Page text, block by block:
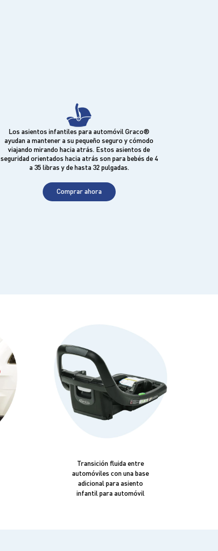
Los asientos infantiles para automóvil Graco®
ayudan a mantener a su pequeño seguro y cómodo
viajando mirando hacia atrás. Estos asientos de
seguridad orientados hacia atrás son para bebés de 4
a 35 libras y de hasta 32 pulgadas.
Comprar ahora
Transición fluida entre
automóviles con una base
adicional para asiento
infantil para automóvil